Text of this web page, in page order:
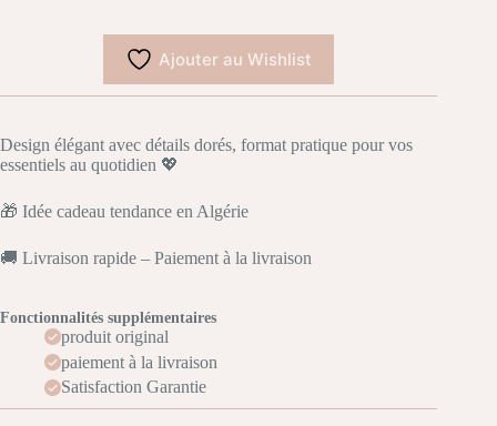
Ajouter au Wishlist
Design élégant avec détails dorés, format pratique pour vos
essentiels au quotidien 💖
🎁 Idée cadeau tendance en Algérie
🚚 Livraison rapide – Paiement à la livraison
Fonctionnalités supplémentaires
produit original
paiement à la livraison
Satisfaction Garantie